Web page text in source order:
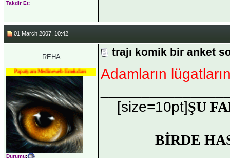
Takdir Et:
01 March 2007, 10:42
REHA
Papatyam Medineweb Emekdarı
Durumu:
trajı komik bir anket
Adamların
[size=10pt]ŞU
BİRDE